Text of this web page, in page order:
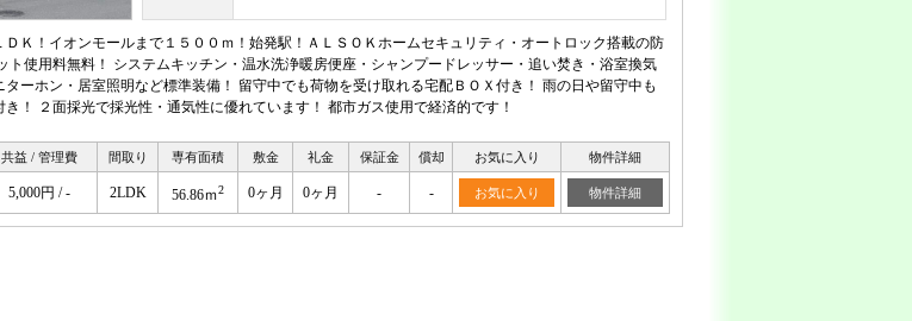
Ｋ！イオンモールまで１５００ｍ！始発駅！ＡＬＳＯＫホームセキュリティ・オートロック搭載の防
ト使用料無料！ システムキッチン・温水洗浄暖房便座・シャンプードレッサー・追い焚き・浴室換気
ーホン・居室照明など標準装備！ 留守中でも荷物を受け取れる宅配ＢＯＸ付き！ 雨の日や留守中も
！ ２面採光で採光性・通気性に優れています！ 都市ガス使用で経済的です！
共益 / 管理費 間取り 専有面積 敷金 礼金 保証金 償却 お気に入り 物件詳細
5,000円 / - 2LDK 56.86ｍ2 0ヶ月 0ヶ月 - - お気に入り 物件詳細